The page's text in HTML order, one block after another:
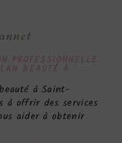
PROFESSIONNELLE
BEAUTÉ À
à Saint-
à offrir des services
aider à obtenir